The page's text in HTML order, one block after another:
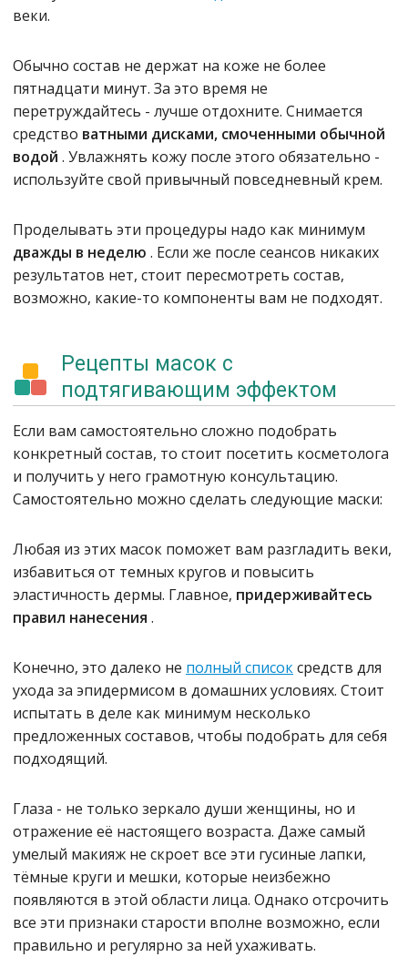
веки.
Обычно состав не держат на коже не более
пятнадцати минут. За это время не
перетруждайтесь - лучше отдохните. Снимается
средство ватными дисками, смоченными обычной
водой . Увлажнять кожу после этого обязательно -
используйте свой привычный повседневный крем.
Проделывать эти процедуры надо как минимум
дважды в неделю . Если же после сеансов никаких
результатов нет, стоит пересмотреть состав,
возможно, какие-то компоненты вам не подходят.
Рецепты масок с
подтягивающим эффектом
Если вам самостоятельно сложно подобрать
конкретный состав, то стоит посетить косметолога
и получить у него грамотную консультацию.
Самостоятельно можно сделать следующие маски:
Любая из этих масок поможет вам разгладить веки,
избавиться от темных кругов и повысить
эластичность дермы. Главное, придерживайтесь
правил нанесения .
Конечно, это далеко не полный списоксредств для
ухода за эпидермисом в домашних условиях. Стоит
испытать в деле как минимум несколько
предложенных составов, чтобы подобрать для себя
подходящий.
Глаза - не только зеркало души женщины, но и
отражение её настоящего возраста. Даже самый
умелый макияж не скроет все эти гусиные лапки,
тёмные круги и мешки, которые неизбежно
появляются в этой области лица. Однако отсрочить
все эти признаки старости вполне возможно, если
правильно и регулярно за ней ухаживать.